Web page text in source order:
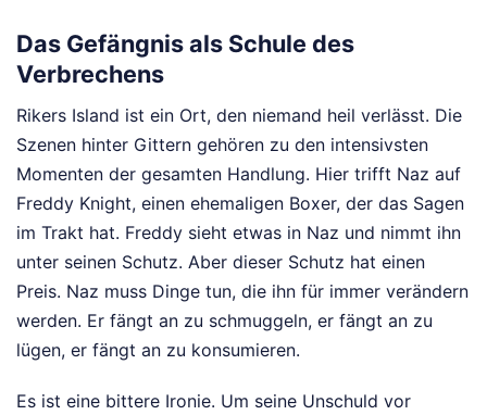
Das Gefängnis als Schule des
Verbrechens
Rikers Island ist ein Ort, den niemand heil verlässt. Die
Szenen hinter Gittern gehören zu den intensivsten
Momenten der gesamten Handlung. Hier trifft Naz auf
Freddy Knight, einen ehemaligen Boxer, der das Sagen
im Trakt hat. Freddy sieht etwas in Naz und nimmt ihn
unter seinen Schutz. Aber dieser Schutz hat einen
Preis. Naz muss Dinge tun, die ihn für immer verändern
werden. Er fängt an zu schmuggeln, er fängt an zu
lügen, er fängt an zu konsumieren.
Es ist eine bittere Ironie. Um seine Unschuld vor